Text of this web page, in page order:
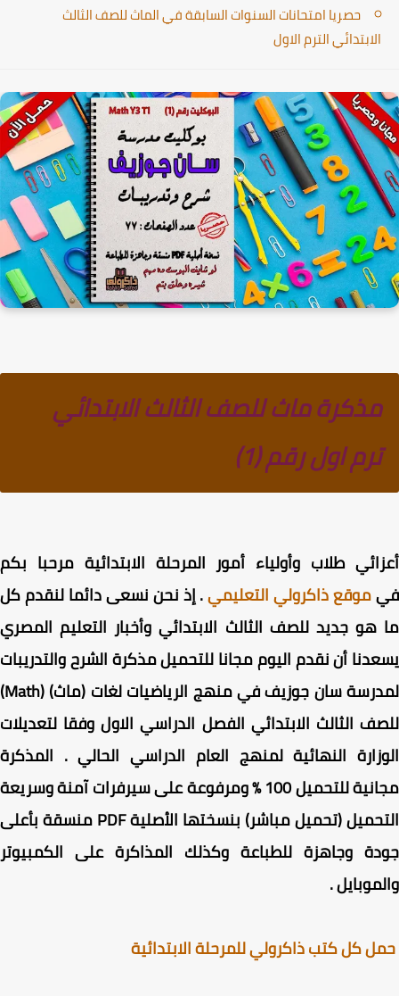
حصريا امتحانات السنوات السابقة في الماث للصف الثالث
الابتدائي الترم الاول
مذكرة ماث للصف الثالث الابتدائي
ترم اول رقم (1)
طلاب وأولياء أمور المرحلة الابتدائية مرحبا بكم
موقع ذاكرولي التعليمي. إذ نحن نسعى دائما لنقدم كل
جديد للصف الثالث الابتدائي وأخبار التعليم المصري
أن نقدم اليوم مجانا للتحميلمذكرة الشرح والتدريبات
لمدرسة سان جوزيف في منهج الرياضيات لغات (ماث) (Math)
الثالث الابتدائي الفصل الدراسي الاولوفقا لتعديلات
النهائية لمنهج العام الدراسي الحالي . المذكرة
مجانية للتحميل 100 % ومرفوعة على سيرفرات آمنة وسريعة
التحميل (تحميل مباشر) بنسختها الأصلية PDF منسقة بأعلى
وجاهزة للطباعة وكذلك المذاكرة على الكمبيوتر
.
كل كتب ذاكرولي للمرحلة الابتدائية